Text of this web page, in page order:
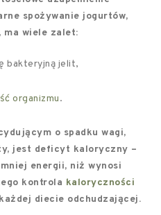
spożywanie jogurtów,
ma wiele zalet:
bakteryjną jelit,
organizmu.
o spadku wagi,
jest deficyt kaloryczny –
energii, niż wynosi
kontrola kaloryczności
diecie odchudzającej.